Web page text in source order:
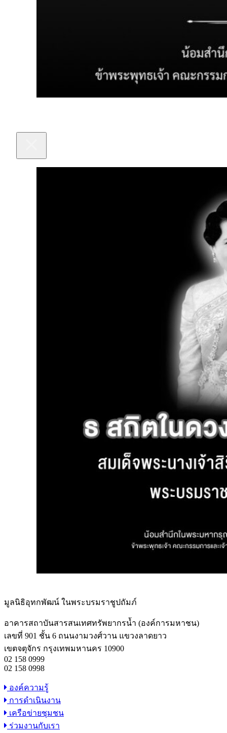
มูลนิธิอุทกพัฒน์ ในพระบรมราชูปถัมภ์
อาคารสถาบันสารสนเทศทรัพยากรน้ำ (องค์การมหาชน)
เลขที่ 901 ชั้น 6 ถนนงามวงศ์วาน แขวงลาดยาว
เขตจตุจักร กรุงเทพมหานคร 10900
02 158 0999
02 158 0998
องค์ความรู้
การดำเนินงาน
เครือข่ายชุมชน
ร่วมงานกับเรา